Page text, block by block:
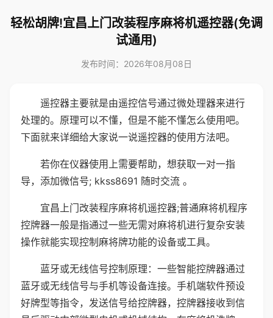
轻松胡牌!宜昌上门改装程序麻将机遥控器(免调
试通用)
发布时间：2026年08月08日
遥控器主要就是由遥控信号通过微处理器来进行
处理的。原理可以不懂，但是不能不懂怎么使用吧。
下面就来详细给大家说一说遥控器的使用方法吧。
若你在仪器使用上需要帮助，想获取一对一指
导，添加微信号; kkss8691 随时交流 。
宜昌上门改装程序麻将机遥控器;普通麻将机程序
控牌器一般是指通过一些无需对麻将机进行复杂安装
操作就能实现控制麻将牌功能的设备或工具。
蓝牙或无线信号控制原理：一些智能控牌器通过
蓝牙或无线信号与手机等设备连接。手机端软件预设
好牌型等指令，发送信号给控牌器，控牌器接收到信